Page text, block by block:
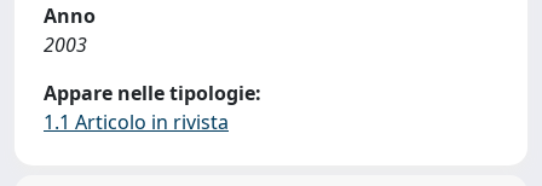
Anno
2003
Appare nelle tipologie:
1.1 Articolo in rivista